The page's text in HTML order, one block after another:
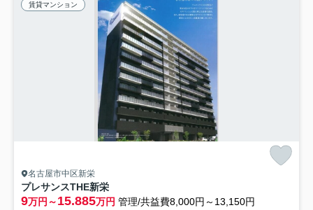
賃貸マンション
名古屋市中区新栄
プレサンスTHE新栄
9万円～15.885万円 管理/共益費8,000円～13,150円